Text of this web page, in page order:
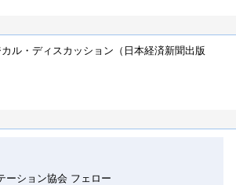
ル・ディスカッション（日本経済新聞出版
ーション協会 フェロー